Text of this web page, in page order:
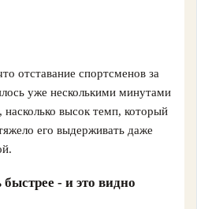
отставание спортсменов за
уже несколькими минутами
насколько высок темп, который
его выдерживать даже
- и это видно